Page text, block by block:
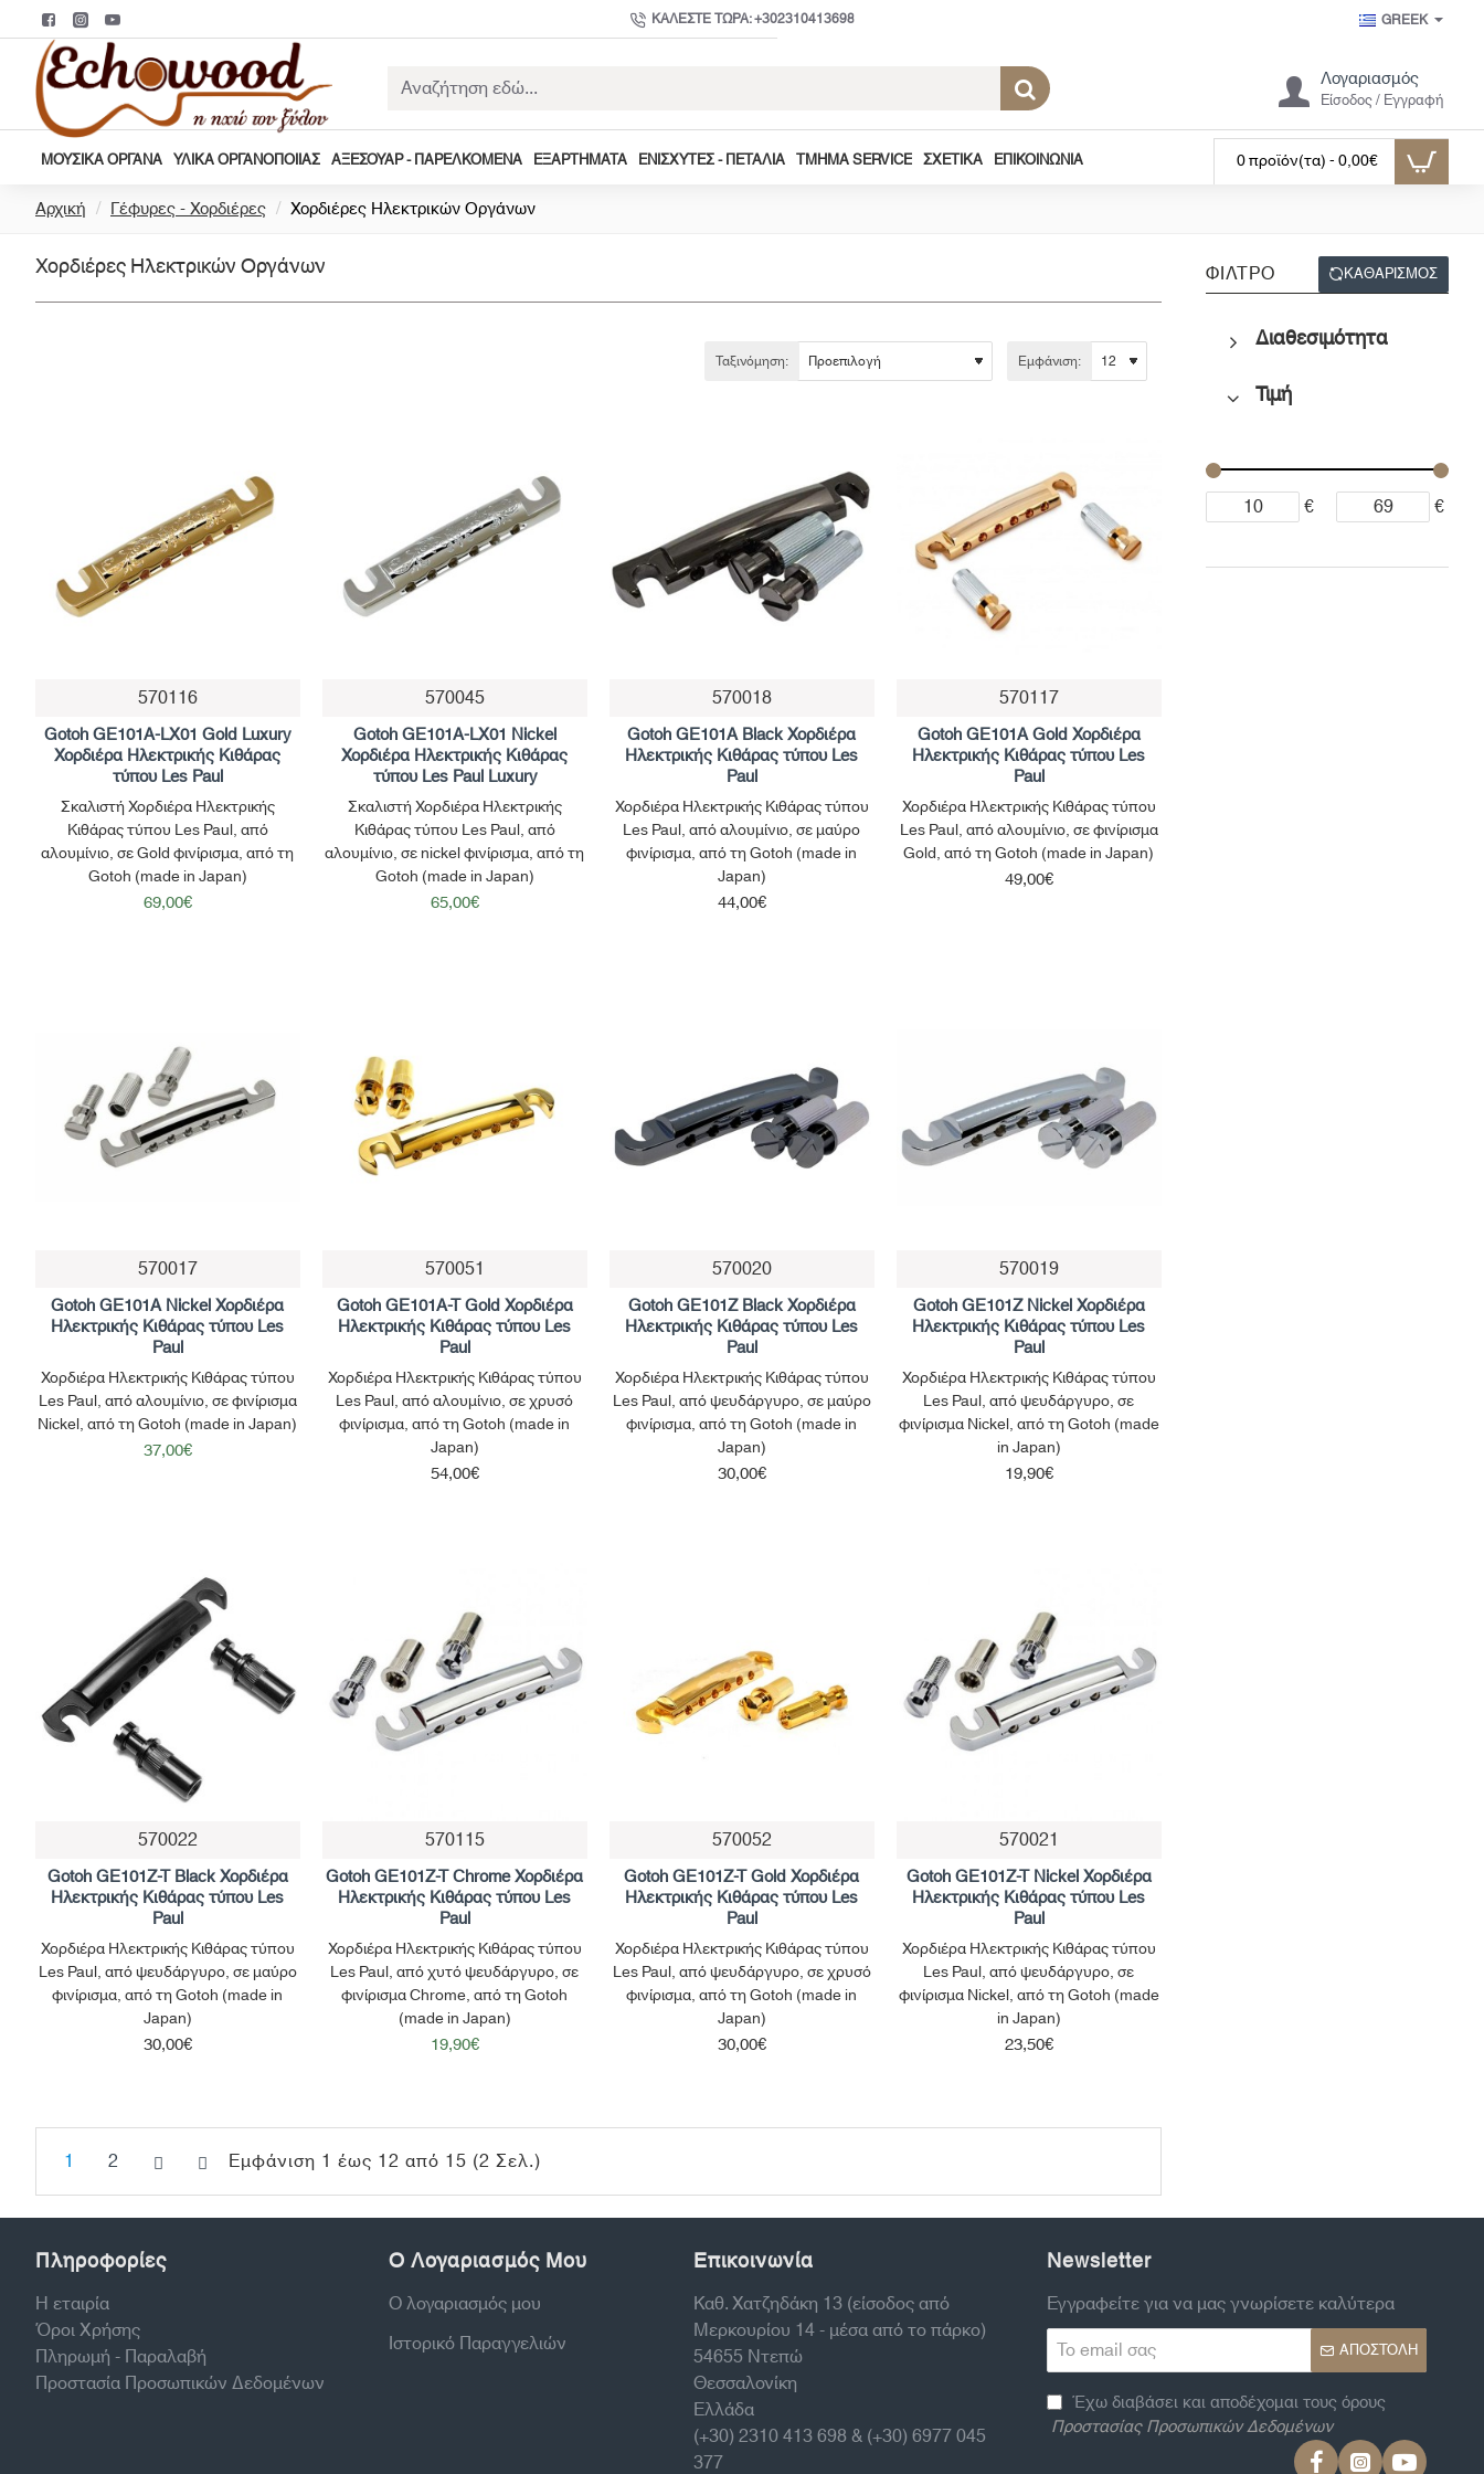
ΚΑΛΈΣΤΕ ΤΏΡΑ: +302310413698 GREEK
Αναζήτηση
εδώ...
Λογαριασμός
Είσοδος / Εγγραφή
ΜΟΥΣΙΚΆ ΌΡΓΑΝΑ ΥΛΙΚΆ ΟΡΓΑΝΟΠΟΙΊΑΣ ΑΞΕΣΟΥΆΡ - ΠΑΡΕΛΚΌΜΕΝΑ ΕΞΑΡΤΉΜΑΤΑ ΕΝΙΣΧΥΤΈΣ - ΠΕΤΆΛΙΑ ΤΜΉΜΑ SERVICE ΣΧΕΤΙΚΆ ΕΠΙΚΟΙΝΩΝΊΑ 0 προϊόν(τα) - 0,00€
Αρχική
m
e
Γέφυρες - Χορδιέρες Χορδιέρες Ηλεκτρικών Οργάνων
Χορδιέρες Ηλεκτρικών Οργάνων
Ταξινόμηση: Εμφάνιση:
570116
Gotoh GE101A-LX01 Gold Luxury
Χορδιέρα Ηλεκτρικής Κιθάρας
τύπου Les Paul
Σκαλιστή Χορδιέρα Ηλεκτρικής
Κιθάρας τύπου Les Paul, από
αλουμίνιο, σε Gold φινίρισμα, από τη
Gotoh (made in Japan)
69,00€
570045
Gotoh GE101A-LX01 Nickel
Χορδιέρα Ηλεκτρικής Κιθάρας
τύπου Les Paul Luxury
Σκαλιστή Χορδιέρα Ηλεκτρικής
Κιθάρας τύπου Les Paul, από
αλουμίνιο, σε nickel φινίρισμα, από τη
Gotoh (made in Japan)
65,00€
570018
Gotoh GE101A Black Χορδιέρα
Ηλεκτρικής Κιθάρας τύπου Les
Paul
Χορδιέρα Ηλεκτρικής Κιθάρας τύπου
Les Paul, από αλουμίνιο, σε μαύρο
φινίρισμα, από τη Gotoh (made in
Japan)
44,00€
570117
Gotoh GE101A Gold Χορδιέρα
Ηλεκτρικής Κιθάρας τύπου Les
Paul
Χορδιέρα Ηλεκτρικής Κιθάρας τύπου
Les Paul, από αλουμίνιο, σε φινίρισμα
Gold, από τη Gotoh (made in Japan)
49,00€
570017
Gotoh GE101A Nickel Χορδιέρα
Ηλεκτρικής Κιθάρας τύπου Les
Paul
Χορδιέρα Ηλεκτρικής Κιθάρας τύπου
Les Paul, από αλουμίνιο, σε φινίρισμα
Nickel, από τη Gotoh (made in Japan)
37,00€
570051
Gotoh GE101A-T Gold Χορδιέρα
Ηλεκτρικής Κιθάρας τύπου Les
Paul
Χορδιέρα Ηλεκτρικής Κιθάρας τύπου
Les Paul, από αλουμίνιο, σε χρυσό
φινίρισμα, από τη Gotoh (made in
Japan)
54,00€
570020
Gotoh GE101Z Black Χορδιέρα
Ηλεκτρικής Κιθάρας τύπου Les
Paul
Χορδιέρα Ηλεκτρικής Κιθάρας τύπου
Les Paul, από ψευδάργυρο, σε μαύρο
φινίρισμα, από τη Gotoh (made in
Japan)
30,00€
570019
Gotoh GE101Z Nickel Χορδιέρα
Ηλεκτρικής Κιθάρας τύπου Les
Paul
Χορδιέρα Ηλεκτρικής Κιθάρας τύπου
Les Paul, από ψευδάργυρο, σε
φινίρισμα Nickel, από τη Gotoh (made
in Japan)
19,90€
570022
Gotoh GE101Z-T Black Χορδιέρα
Ηλεκτρικής Κιθάρας τύπου Les
Paul
Χορδιέρα Ηλεκτρικής Κιθάρας τύπου
Les Paul, από ψευδάργυρο, σε μαύρο
φινίρισμα, από τη Gotoh (made in
Japan)
30,00€
570115
Gotoh GE101Z-T Chrome Χορδιέρα
Ηλεκτρικής Κιθάρας τύπου Les
Paul
Χορδιέρα Ηλεκτρικής Κιθάρας τύπου
Les Paul, από χυτό ψευδάργυρο, σε
φινίρισμα Chrome, από τη Gotoh
(made in Japan)
19,90€
570052
Gotoh GE101Z-T Gold Χορδιέρα
Ηλεκτρικής Κιθάρας τύπου Les
Paul
Χορδιέρα Ηλεκτρικής Κιθάρας τύπου
Les Paul, από ψευδάργυρο, σε χρυσό
φινίρισμα, από τη Gotoh (made in
Japan)
30,00€
570021
Gotoh GE101Z-T Nickel Χορδιέρα
Ηλεκτρικής Κιθάρας τύπου Les
Paul
Χορδιέρα Ηλεκτρικής Κιθάρας τύπου
Les Paul, από ψευδάργυρο, σε
φινίρισμα Nickel, από τη Gotoh (made
in Japan)
23,50€
1 2 Εμφάνιση 1 έως 12 από 15 (2 Σελ.)
ΦΊΛΤΡΟ ΚΑΘΑΡΊΣΜΟΣ
Διαθεσιμότητα
Τιμή
€ €
Πληροφορίες
Η εταιρία
Όροι Χρήσης
Πληρωμή - Παραλαβή
Προστασία Προσωπικών Δεδομένων
Ο Λογαριασμός Μου
Ο λογαριασμός μου
Ιστορικό Παραγγελιών
Επικοινωνία
Καθ. Χατζηδάκη 13 (είσοδος από
Μερκουρίου 14 - μέσα από το πάρκο)
54655 Ντεπώ
Θεσσαλονίκη
Ελλάδα
(+30) 2310 413 698 & (+30) 6977 045
377
Newsletter
Εγγραφείτε για να μας γνωρίσετε καλύτερα
Το
email
σας
ΑΠΟΣΤΟΛΉ
Έχω διαβάσει και αποδέχομαι τους όρους
Προστασίας Προσωπικών Δεδομένων